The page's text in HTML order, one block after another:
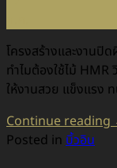
โครงสร้างและงานปิ
ทำไมต้องใช้ไม้
ให้งานสวย แข็งแรง
Continue reading
Posted in บิ้วอิน